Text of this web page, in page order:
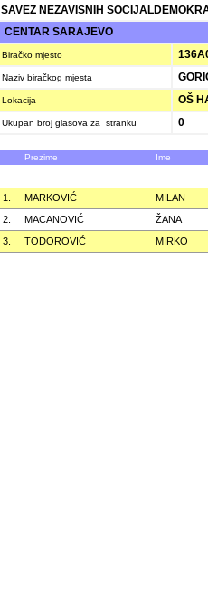
SAVEZ NEZAVISNIH
CENTAR SARAJEVO
Biračko mjesto
Naziv biračkog mjesta
Lokacija OŠ
Ukupan broj glasova za stranku 0
Prezime Ime
1. MARKOVIĆ
MILAN
2.
MACANOVIĆ
ŽANA
3.
TODOROVIĆ MIRKO